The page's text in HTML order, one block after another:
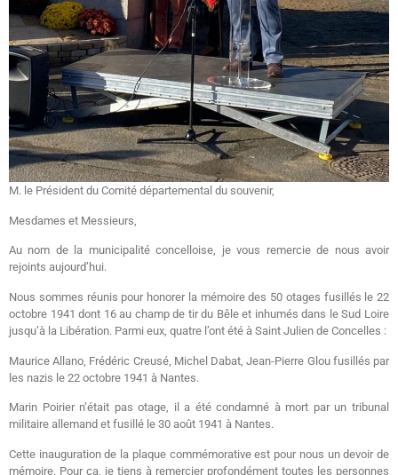
M. le Président du Comité départemental du souvenir,
Mesdames et Messieurs,
Au nom de la municipalité concelloise, je vous remercie de nous avoir
rejoints aujourd’hui.
Nous sommes réunis pour honorer la mémoire des 50 otages fusillés le 22
octobre 1941 dont 16 au champ de tir du Bêle et inhumés dans le Sud Loire
jusqu’à la Libération. Parmi eux, quatre l’ont été à Saint Julien de Concelles :
Maurice Allano, Frédéric Creusé, Michel Dabat, Jean-Pierre Glou fusillés par
les nazis le 22 octobre 1941 à Nantes.
Marin Poirier n’était pas otage, il a été condamné à mort par un tribunal
militaire allemand et fusillé le 30 août 1941 à Nantes.
Cette inauguration de la plaque commémorative est pour nous un devoir de
mémoire. Pour ça, je tiens à remercier profondément toutes les personnes